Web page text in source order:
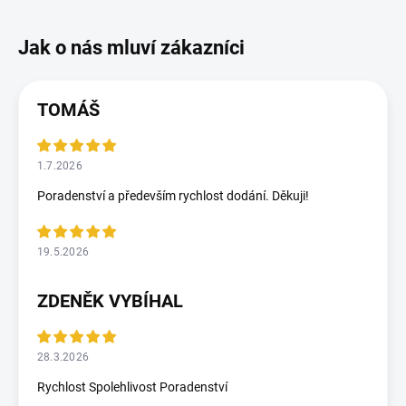
TOMÁŠ
1.7.2026
Poradenství a především rychlost dodání. Děkuji!
19.5.2026
ZDENĚK VYBÍHAL
28.3.2026
Rychlost Spolehlivost Poradenství